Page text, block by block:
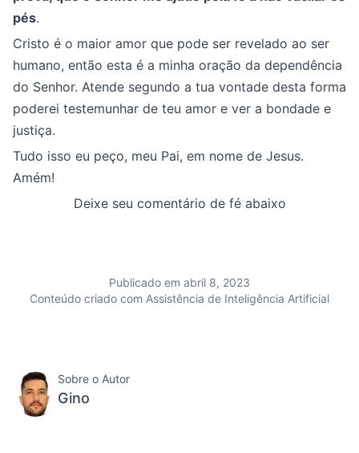
pés.
Cristo é o maior amor que pode ser revelado ao ser
humano, então esta é a minha oração da dependência
do Senhor. Atende segundo a tua vontade desta forma
poderei testemunhar de teu amor e ver a bondade e
justiça.
Tudo isso eu peço, meu Pai, em nome de Jesus.
Amém!
Deixe seu comentário de fé abaixo
Publicado em abril 8, 2023
Conteúdo criado com Assistência de Inteligência Artificial
Sobre o Autor
Gino